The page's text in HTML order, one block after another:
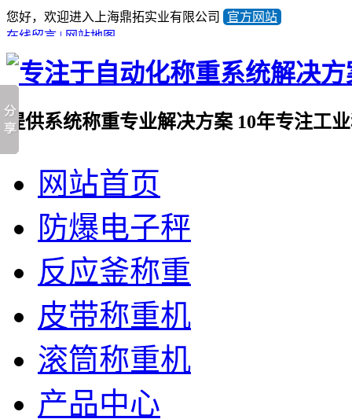
您好，欢迎进入上海鼎拓实业有限公司
官方网站
在线留言 | 网站地图
提供系统称重专业解决方案 10年专注工
021-57676453
产品顾问蒋小姐
网站首页
防爆电子秤
反应釜称重
皮带称重机
滚筒称重机
产品中心